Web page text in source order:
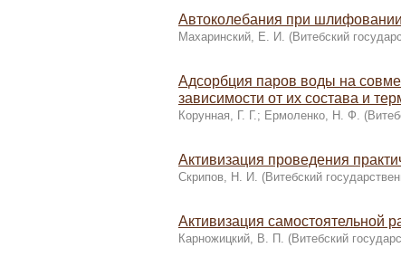
Автоколебания при шлифовании
Махаринский, Е. И. (Витебский
Адсорбция паров воды на
зависимости от их состава и
Корунная, Г. Г.; Ермоленко, Н. Ф. (
Активизация проведения
Скрипов, Н. И. (Витебский
Активизация самостоятельной
Карножицкий, В. П. (Витебский